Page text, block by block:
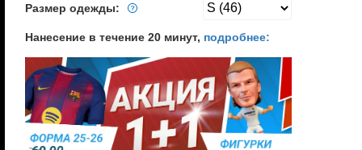
Размер одежды:
Нанесение в течение 20 минут, подробнее: